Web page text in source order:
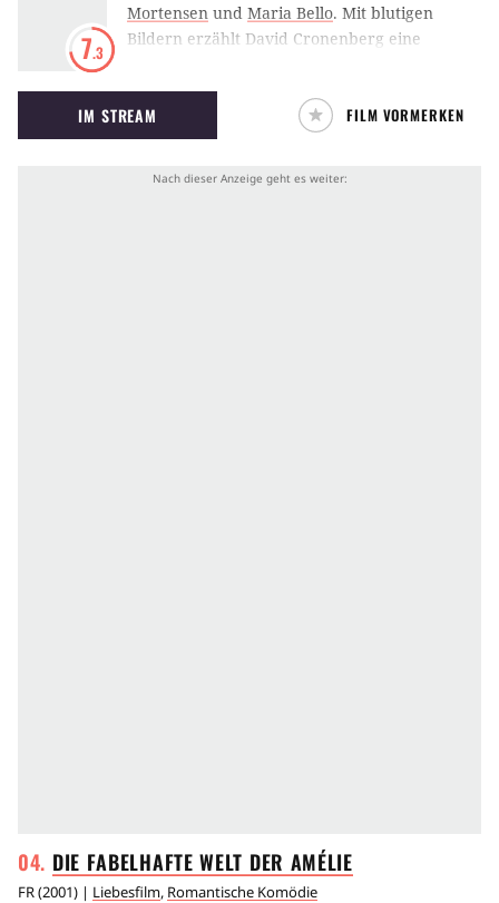
7.3
Mortensen und Maria Bello. Mit blutigen
Bildern erzählt David Cronenberg eine
Rache.
IM STREAM FILM VORMERKEN
DIE FABELHAFTE WELT DER AMÉLIE
FR(2001) | Liebesfilm, Romantische Komödie